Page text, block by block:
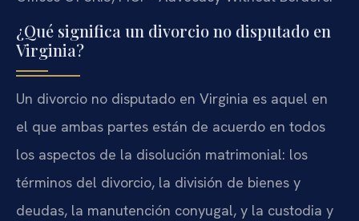
¿Qué significa un divorcio no disputado en
Virginia?
Un divorcio no disputado en Virginia es aquel en
el que ambas partes están de acuerdo en todos
los aspectos de la disolución matrimonial: los
términos del divorcio, la división de bienes y
deudas, la manutención conyugal, y la custodia y